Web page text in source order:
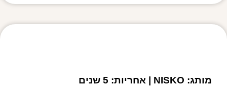
מותג: NISKO | אחריות: 5 שנים